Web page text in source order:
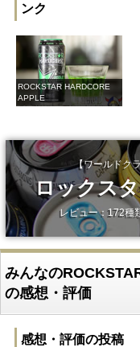
ンク
ROCKSTAR HARDCORE
APPLE
【ワールドク
ロックス
レビュー：172種
みんなの
の感想・評価
感想・評価の投稿